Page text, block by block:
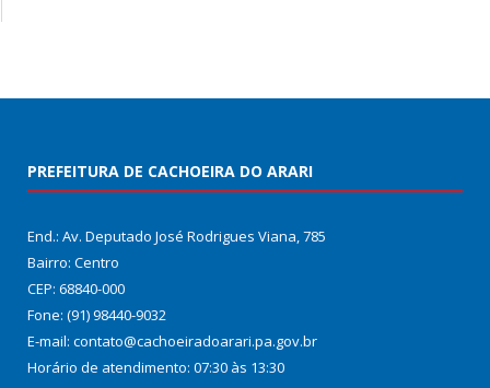
PREFEITURA DE CACHOEIRA DO ARARI
End.: Av. Deputado José Rodrigues Viana, 785
Bairro: Centro
CEP: 68840-000
Fone: (91) 98440-9032
E-mail: contato@cachoeiradoarari.pa.gov.br
Horário de atendimento: 07:30 às 13:30